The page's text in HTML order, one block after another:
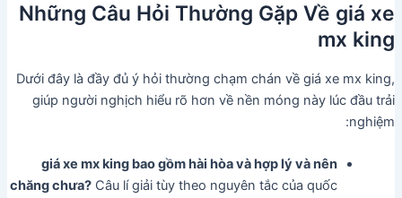
Những Câu Hỏi Thường Gặp Về giá xe
mx king
Dưới đây là đầy đủ ý hỏi thường chạm chán về giá xe mx king,
giúp người nghịch hiểu rõ hơn về nền móng này lúc đầu trải
nghiệm:
giá xe mx king bao gồm hài hòa và hợp lý và nên
chăng chưa? Câu lí giải tùy theo nguyên tắc của quốc